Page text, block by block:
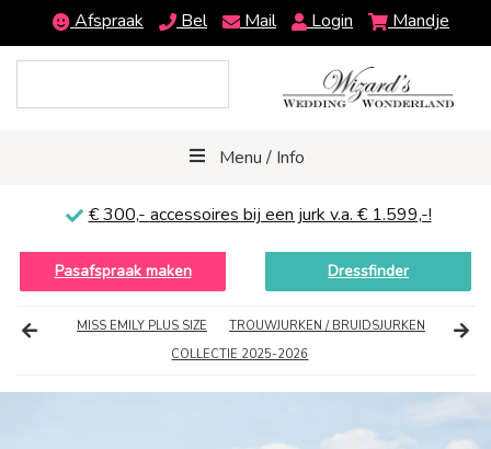
Afspraak Bel Mail Login Mandje
Menu / Info
€ 300,- accessoires bij een jurk v.a. € 1.599,-!
Pasafspraak maken Dressfinder
MISS EMILY PLUS SIZE
TROUWJURKEN / BRUIDSJURKEN
COLLECTIE 2025-2026